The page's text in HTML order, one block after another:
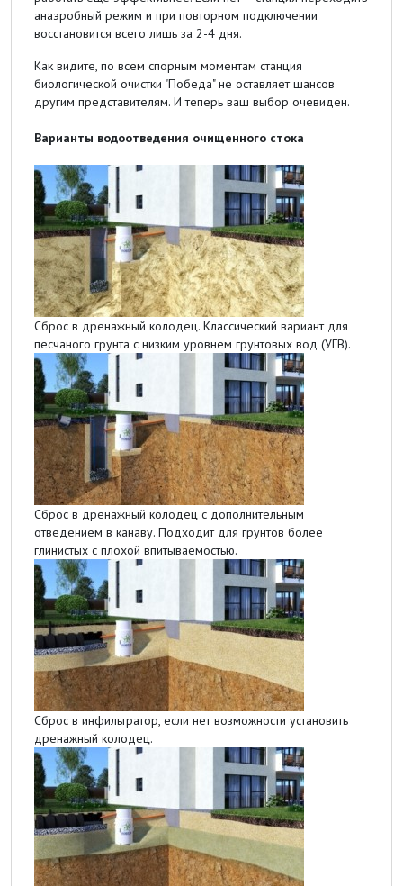
анаэробный режим и при повторном подключении
восстановится всего лишь за 2-4 дня.
Как видите, по всем спорным моментам станция
биологической очистки "Победа" не оставляет шансов
другим представителям. И теперь ваш выбор очевиден.
Варианты водоотведения очищенного стока
Сброс в дренажный колодец. Классический вариант для
песчаного грунта с низким уровнем грунтовых вод (УГВ).
Сброс в дренажный колодец с дополнительным
отведением в канаву. Подходит для грунтов более
глинистых с плохой впитываемостью.
Сброс в инфильтратор, если нет возможности установить
дренажный колодец.